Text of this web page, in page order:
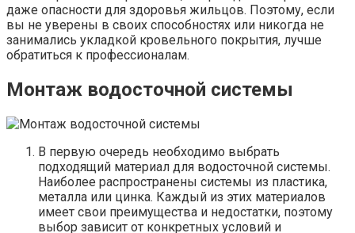
даже опасности для здоровья жильцов. Поэтому, если
вы не уверены в своих способностях или никогда не
занимались укладкой кровельного покрытия, лучше
обратиться к профессионалам.
Монтаж водосточной системы
В первую очередь необходимо выбрать
подходящий материал для водосточной системы.
Наиболее распространены системы из пластика,
металла или цинка. Каждый из этих материалов
имеет свои преимущества и недостатки, поэтому
выбор зависит от конкретных условий и